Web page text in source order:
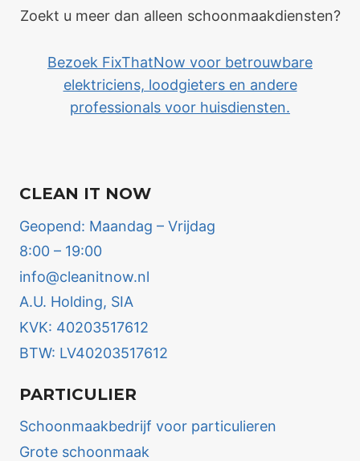
Zoekt u meer dan alleen schoonmaakdiensten?
Bezoek FixThatNow voor betrouwbare
elektriciens, loodgieters en andere
professionals voor huisdiensten.
CLEAN IT NOW
Geopend: Maandag – Vrijdag
8:00 – 19:00
info@cleanitnow.nl
A.U. Holding, SIA
KVK: 40203517612
BTW: LV40203517612
PARTICULIER
Schoonmaakbedrijf voor particulieren
Grote schoonmaak